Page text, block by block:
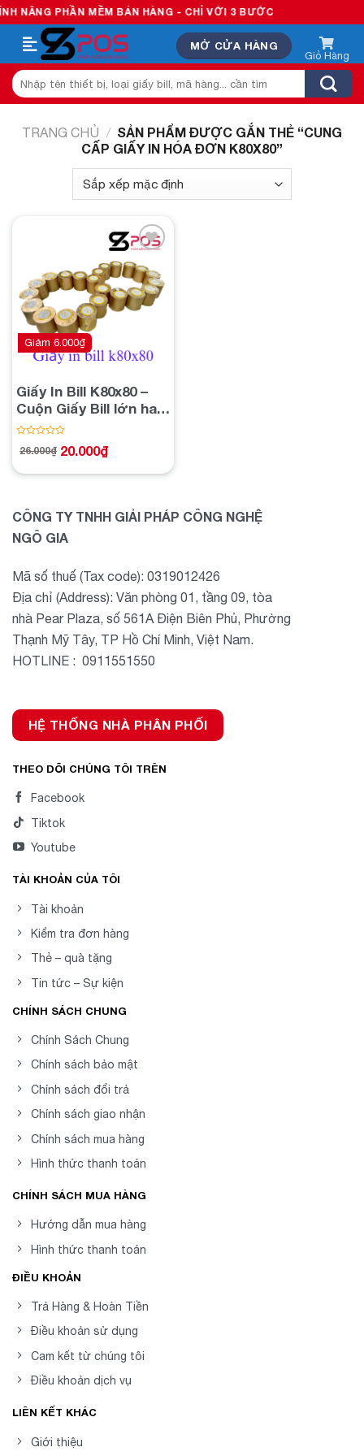
Skip
to
content
NĂNG PHẦN MỀM BÁN HÀNG - CHỈ VỚI 3 BƯỚC
MỞ CỬA HÀNG
Tìm
kiếm:
TRANG CHỦ / SẢN PHẨM ĐƯỢC GẮN THẺ “CUNG
CẤP GIẤY IN HÓA ĐƠN K80X80”
Add to
wishlist
Giấy In Bill K80x80 –
Cuộn Giấy Bill lớn hay
dùng Quán Coffee –
Trà Sữa – Nhà Hàng
xếp
0
26.000₫
Giá
26.000₫.
20.000₫
Giá
là:
Giảm 6.000₫
CÔNG TY TNHH GIẢI PHÁP CÔNG NGHỆ
NGÔ GIA
Mã số thuế (Tax code): 0319012426
Địa chỉ (Address): Văn phòng 01, tầng 09, tòa
nhà Pear Plaza, số 561A Điện Biên Phủ, Phường
Thạnh Mỹ Tây, TP Hồ Chí Minh, Việt Nam.
HOTLINE : 0911551550
HỆ THỐNG NHÀ PHÂN PHỐI
THEO DÕI CHÚNG TÔI TRÊN
Facebook
Tiktok
Youtube
TÀI KHOẢN CỦA TÔI
Tài khoản
Kiểm tra đơn hàng
Thẻ – quà tặng
Tin tức – Sự kiện
CHÍNH SÁCH CHUNG
Chính Sách Chung
Chính sách bảo mật
Chính sách đổi trả
Chính sách giao nhận
Chính sách mua hàng
Hình thức thanh toán
CHÍNH SÁCH MUA HÀNG
Hướng dẫn mua hàng
Hình thức thanh toán
ĐIỀU KHOẢN
Trả Hàng & Hoàn Tiền
Điều khoản sử dụng
Cam kết từ chúng tôi
Điều khoản dịch vụ
LIÊN KẾT KHÁC
Giới thiệu